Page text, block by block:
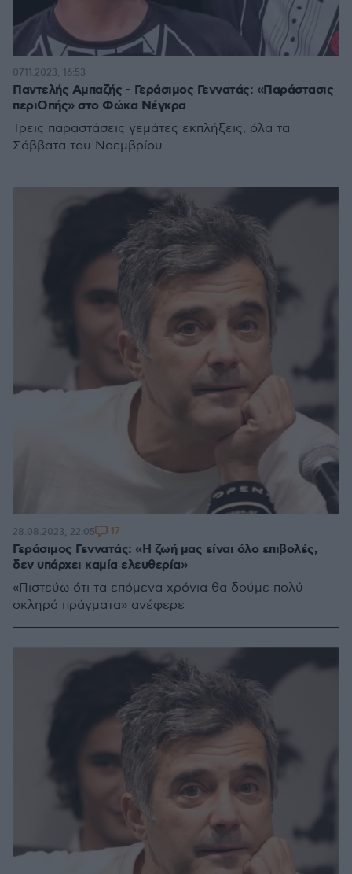
Παντελής Αμπαζής - Γεράσιμος Γεννατάς: «Παράστασις
περιΟπής» στο Φώκα Νέγκρα
Τρεις παραστάσεις γεμάτες εκπλήξεις, όλα τα
Σάββατα του Νοεμβρίου
07.11.2023, 16:53
Γεράσιμος Γεννατάς: «Η ζωή μας είναι όλο επιβολές,
δεν υπάρχει καμία ελευθερία»
«Πιστεύω ότι τα επόμενα χρόνια θα δούμε πολύ
σκληρά πράγματα» ανέφερε
28.08.2023, 22:05 17